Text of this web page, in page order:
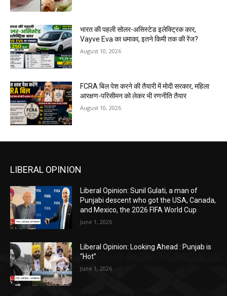
भारत की पहली सोलर-असिस्टेड इलेक्ट्रिक कार,
Vayve Eva का धमाका, इतने किमी तक की रेंज?
August 10, 2026
FCRA बिल पेश करने की तैयारी में मोदी सरकार, महिला
आरक्षण-परिसीमन को लेकर भी रणनीति तैयार
August 10, 2026
LIBERAL OPINION
Liberal Opinion: Sunil Gulati, a man of
Punjabi descent who got the USA, Canada,
and Mexico, the 2026 FIFA World Cup
June 1, 2026
Liberal Opinion: Looking Ahead : Punjab is
“Hot”
June 1, 2026